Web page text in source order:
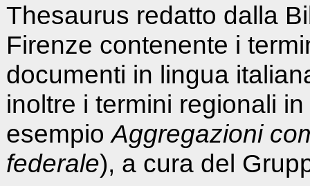
Thesaurus redatto dalla
Firenze contenente i
documenti in lingua
inoltre i termini regionali
esempioAggregazioni
federale), a cura del